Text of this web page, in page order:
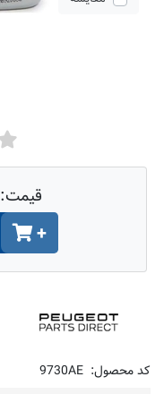
قیمت:
+
کد محصول: 9730AE